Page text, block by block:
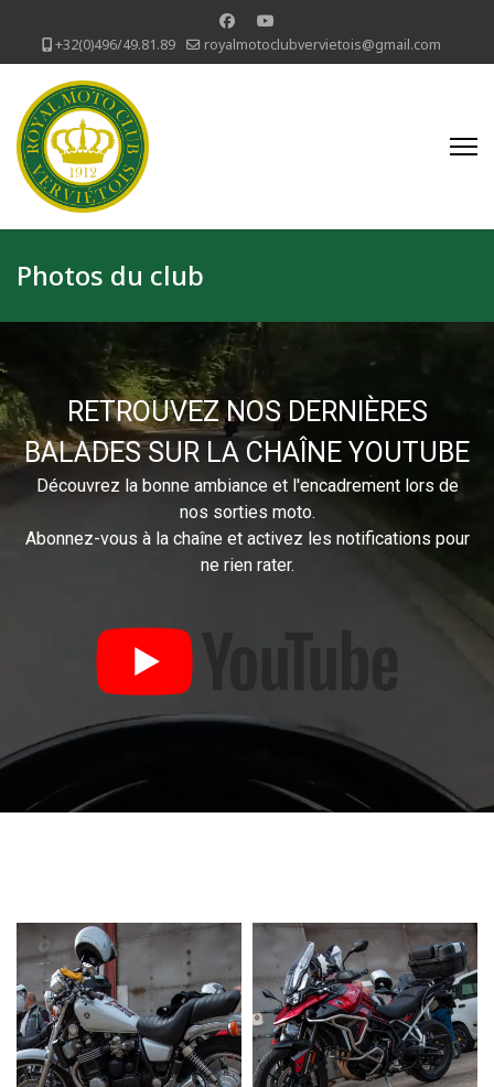
+32(0)496/49.81.89 royalmotoclubvervietois@gmail.com
Photos du club
RETROUVEZ NOS DERNIÈRES
BALADES SUR LA CHAÎNE YOUTUBE
Découvrez la bonne ambiance et l'encadrement lors de
nos sorties moto.
Abonnez-vous à la chaîne et activez les notifications pour
ne rien rater.